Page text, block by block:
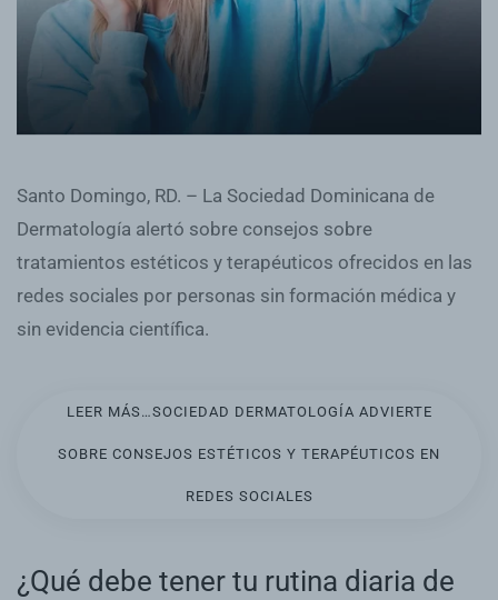
Santo Domingo, RD. – La Sociedad Dominicana de
Dermatología alertó sobre consejos sobre
tratamientos estéticos y terapéuticos ofrecidos en las
redes sociales por personas sin formación médica y
sin evidencia científica.
LEER MÁS…SOCIEDAD DERMATOLOGÍA ADVIERTE
SOBRE CONSEJOS ESTÉTICOS Y TERAPÉUTICOS EN
REDES SOCIALES
¿Qué debe tener tu rutina diaria de